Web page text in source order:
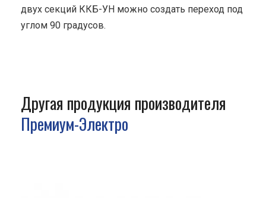
двух секций ККБ-УН можно создать переход под
углом 90 градусов.
Другая продукция производителя
Премиум-Электро